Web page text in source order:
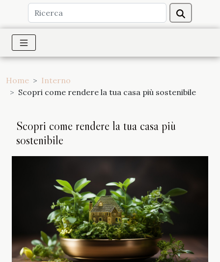
Home
Interno
Scopri come rendere la tua casa più sostenibile
Scopri come rendere la tua casa più
sostenibile